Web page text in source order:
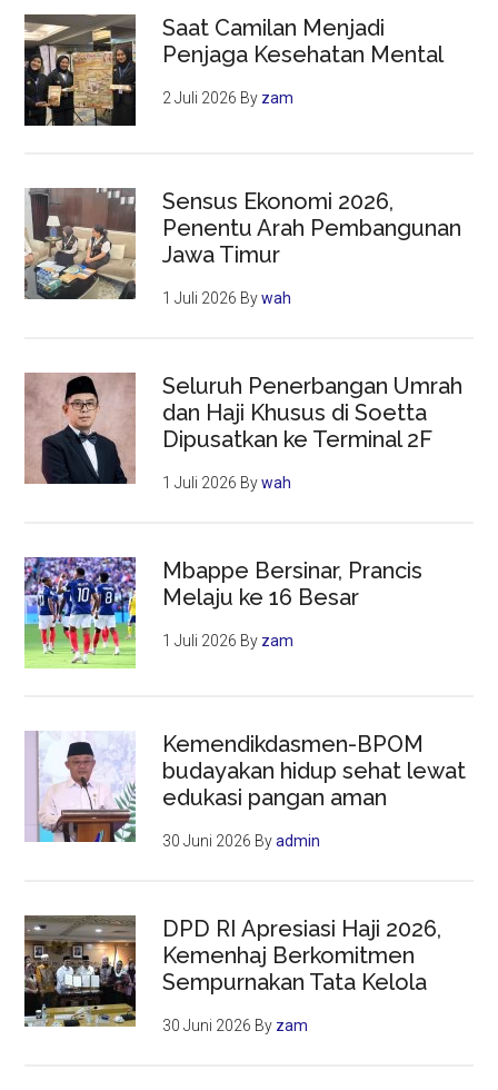
Saat Camilan Menjadi
Penjaga Kesehatan Mental
2 Juli 2026 By zam
Sensus Ekonomi 2026,
Penentu Arah Pembangunan
Jawa Timur
1 Juli 2026 Bywah
Seluruh Penerbangan Umrah
dan Haji Khusus di Soetta
Dipusatkan ke Terminal 2F
1 Juli 2026 Bywah
Mbappe Bersinar, Prancis
Melaju ke 16 Besar
1 Juli 2026 By zam
Kemendikdasmen-BPOM
budayakan hidup sehat lewat
edukasi pangan aman
30 Juni 2026 Byadmin
DPD RI Apresiasi Haji 2026,
Kemenhaj Berkomitmen
Sempurnakan Tata Kelola
30 Juni 2026 By zam